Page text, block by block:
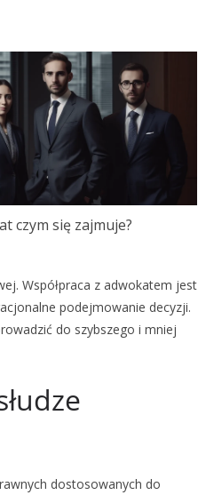
czym się zajmuje?
Współpraca z adwokatem jest
podejmowanie decyzji.
do szybszego i mniej
dostosowanych do